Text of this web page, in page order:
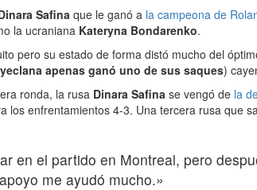
Safina que le ganó a la campeona de
la ucraniana Kateryna Bondarenko.
pero su estado de forma distó mucho del
apenas ganó uno de sus saques)
ronda, la rusa Dinara Safina se vengó de la
los enfrentamientos 4-3. Una tercera rusa que
en el partido en Montreal, pero
me ayudó mucho.»